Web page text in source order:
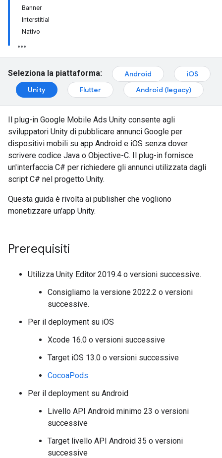
Banner
Interstitial
Nativo
Seleziona la piattaforma: Android
iOS
Unity
Flutter Android (legacy)
Il plug-in Google Mobile Ads Unity consente agli
sviluppatori Unity di pubblicare annunci Google per
dispositivi mobili su app Android e iOS senza dover
scrivere codice Java o Objective-C. Il plug-in fornisce
un'interfaccia C# per richiedere gli annunci utilizzata dagli
script C# nel progetto Unity.
Questa guida è rivolta ai publisher che vogliono
monetizzare un'app Unity.
Prerequisiti
Utilizza Unity Editor 2019.4 o versioni successive.
Consigliamo la versione 2022.2 o versioni
successive.
Per il deployment su iOS
Xcode 16.0 o versioni successive
Target iOS 13.0 o versioni successive
CocoaPods
Per il deployment su Android
Livello API Android minimo 23 o versioni
successive
Target livello API Android 35 o versioni
successive